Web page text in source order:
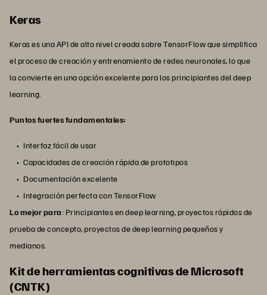
Keras
Keras es una API de alto nivel creada sobre TensorFlow que simplifica
el proceso de creación y entrenamiento de redes neuronales, lo que
la convierte en una opción excelente para los principiantes del deep
learning.
Puntos fuertes fundamentales:
Interfaz fácil de usar
Capacidades de creación rápida de prototipos
Documentación excelente
Integración perfecta con TensorFlow
Lo mejor para: Principiantes en deep learning, proyectos rápidos de
prueba de concepto, proyectos de deep learning pequeños y
medianos.
Kit de herramientas cognitivas de Microsoft
(CNTK)